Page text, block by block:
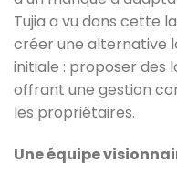
Tujia a vu dans cette
créer une alternative
initiale : proposer des
offrant une gestion
les propriétaires.
Une équipe